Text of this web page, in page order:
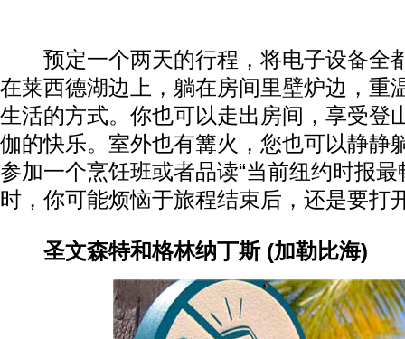
预定一个两天的行程，将电子设备全
在莱西德湖边上，躺在房间里壁炉边，重
生活的方式。你也可以走出房间，享受登
伽的快乐。室外也有篝火，您也可以静静
参加一个烹饪班或者品读“当前纽约时报最
时，你可能烦恼于旅程结束后，还是要打
圣文森特和格林纳丁斯 (加勒比海)